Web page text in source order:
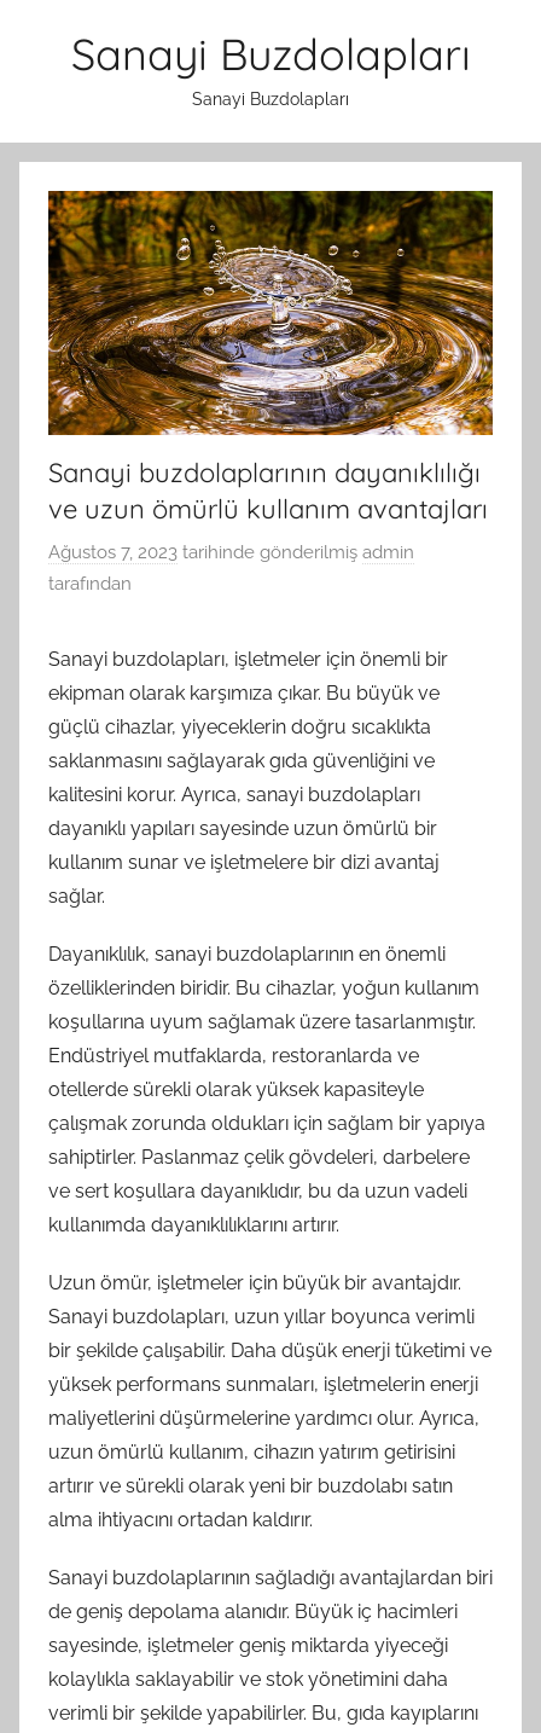
Sanayi Buzdolapları
Sanayi Buzdolapları
Sanayi buzdolaplarının dayanıklılığı
ve uzun ömürlü kullanım avantajları
Ağustos 7, 2023 tarihinde gönderilmiş admin
tarafından
Sanayi buzdolapları, işletmeler için önemli bir
ekipman olarak karşımıza çıkar. Bu büyük ve
güçlü cihazlar, yiyeceklerin doğru sıcaklıkta
saklanmasını sağlayarak gıda güvenliğini ve
kalitesini korur. Ayrıca, sanayi buzdolapları
dayanıklı yapıları sayesinde uzun ömürlü bir
kullanım sunar ve işletmelere bir dizi avantaj
sağlar.
Dayanıklılık, sanayi buzdolaplarının en önemli
özelliklerinden biridir. Bu cihazlar, yoğun kullanım
koşullarına uyum sağlamak üzere tasarlanmıştır.
Endüstriyel mutfaklarda, restoranlarda ve
otellerde sürekli olarak yüksek kapasiteyle
çalışmak zorunda oldukları için sağlam bir yapıya
sahiptirler. Paslanmaz çelik gövdeleri, darbelere
ve sert koşullara dayanıklıdır, bu da uzun vadeli
kullanımda dayanıklılıklarını artırır.
Uzun ömür, işletmeler için büyük bir avantajdır.
Sanayi buzdolapları, uzun yıllar boyunca verimli
bir şekilde çalışabilir. Daha düşük enerji tüketimi ve
yüksek performans sunmaları, işletmelerin enerji
maliyetlerini düşürmelerine yardımcı olur. Ayrıca,
uzun ömürlü kullanım, cihazın yatırım getirisini
artırır ve sürekli olarak yeni bir buzdolabı satın
alma ihtiyacını ortadan kaldırır.
Sanayi buzdolaplarının sağladığı avantajlardan biri
de geniş depolama alanıdır. Büyük iç hacimleri
sayesinde, işletmeler geniş miktarda yiyeceği
kolaylıkla saklayabilir ve stok yönetimini daha
verimli bir şekilde yapabilirler. Bu, gıda kayıplarını